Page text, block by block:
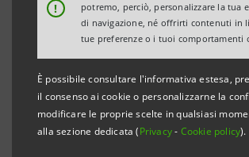
!
potremo, perciò, personalizzare la tua
di navigazione, né offrirti contenuti in
tue preferenze o i tuoi comportamenti
È possibile consultare l'informativa estesa,
il consenso ai cookie o personalizzarne la
modificare le proprie scelte in qualsiasi
alla sezione dedicata (Privacy- Cookie policy).
ottemperanza alla vigente normativa,
depositata il 30 marzo scorso presso
messa a disposizione del pubblico in
presso la Sede sociale e la Borsa
nonché nel sito internet
la prima lista - corredata della